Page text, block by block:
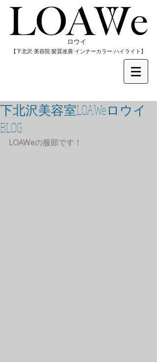
​ロウイ
​【下北沢/美容院/髪質改善/インナーカラー/​ハイライト】
下北沢美容室LOAWeロウイ
BLOG
LOAWeの服部です！